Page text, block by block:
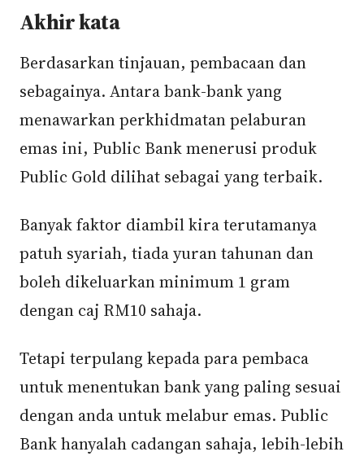
Akhir kata
Berdasarkan tinjauan, pembacaan dan
sebagainya. Antara bank-bank yang
menawarkan perkhidmatan pelaburan
emas ini, Public Bank menerusi produk
Public Gold dilihat sebagai yang terbaik.
Banyak faktor diambil kira terutamanya
patuh syariah, tiada yuran tahunan dan
boleh dikeluarkan minimum 1 gram
dengan caj RM10 sahaja.
Tetapi terpulang kepada para pembaca
untuk menentukan bank yang paling sesuai
dengan anda untuk melabur emas. Public
Bank hanyalah cadangan sahaja, lebih-lebih